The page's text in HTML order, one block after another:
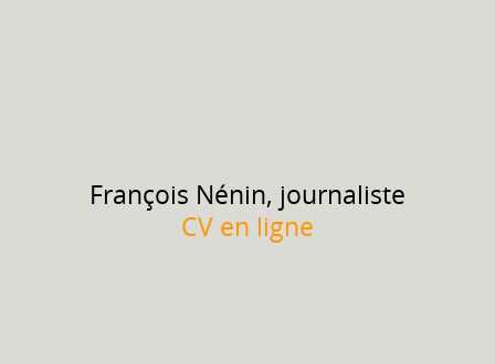
François Nénin, journaliste
CV en ligne